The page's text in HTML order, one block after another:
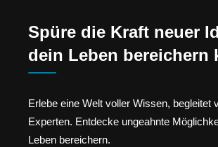
Spüre die Kraft neuer
dein Leben bereichern
Erlebe eine Welt voller Wissen, begleitet
Experten. Entdecke ungeahnte
Leben bereichern.